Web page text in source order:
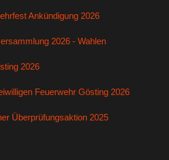
Ankündigung 2026
2026 - Wahlen
2026
Feuerwehr Gösting 2026
Überprüfungsaktion 2025